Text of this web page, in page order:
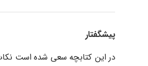
پیشگفتار
در این کتابچه سعی شده است